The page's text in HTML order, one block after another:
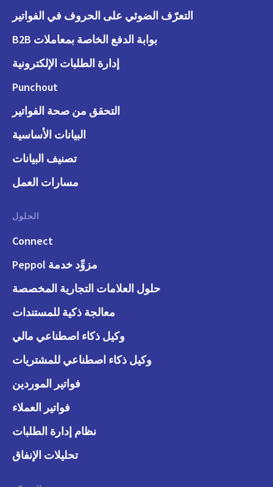
التعرّف الضوئي على الحروف في الفواتير
بوابة الدفع الخاصة بمعاملات B2B
إدارة الطلبات الإلكترونية
Punchout
التحقق من صحة الفواتير
البيانات الأساسية
تصنيف البيانات
مسارات العمل
الحلول
Connect
مزوِّد خدمة Peppol
حلول العلامات التجارية المخصصة
معالجة ذكية للمستندات
وكيل ذكاء اصطناعي مالي
وكيل ذكاء اصطناعي للمشتريات
فواتير الموردين
فواتير العملاء
نظام إدارة الطلبات
تحليلات الإنفاق